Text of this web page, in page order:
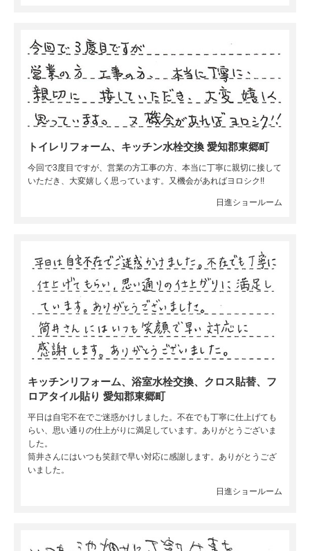
トイレリフォーム、キッチン水栓交換 愛知郡東郷町
今回で3度目ですが、営業の方工事の方、本当に丁寧に親切に接して
いただき、大変嬉しく思っています。又機会があればヨロシク!!
日進ショールーム
キッチンリフォーム、浴室水栓交換、クロス貼替、フ
ロアタイル貼り 愛知郡東郷町
平日は自宅不在でご迷惑かけしました。不在でも丁寧に仕上げても
らい、思い通りの仕上がりに満足しています。ありがとうございま
した。
筒井さんにはいつも笑顔で早い対応に感謝します。ありがとうござ
いました。
日進ショールーム